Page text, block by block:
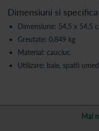
Dimensiuni si
Dimensiune: 54,5 x 54,5
Greutate: 0,849 kg
Material: cauciuc
Utilizare: baie, spatii
Mai